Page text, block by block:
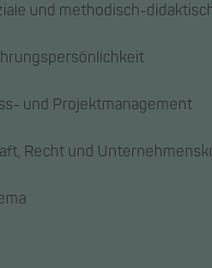
und methodisch-
und Projektmanagement
Recht und